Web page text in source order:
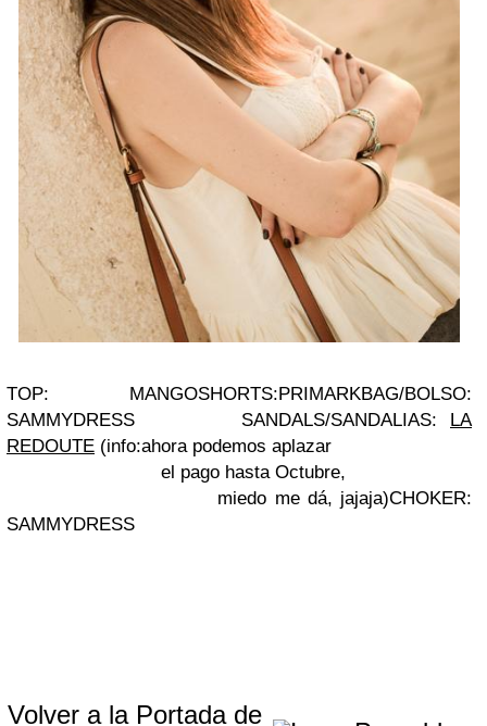
TOP: MANGOSHORTS:PRIMARKBAG/BOLSO:
SAMMYDRESS SANDALS/SANDALIAS:
LA
REDOUTE (info:ahora podemos aplazar
el pago hasta Octubre,
miedo me dá, jajaja)CHOKER:
SAMMYDRESS
Volver a la Portada de